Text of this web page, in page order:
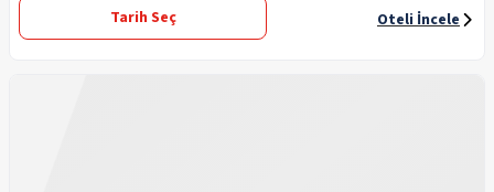
Tarih Seç
Oteli İncele